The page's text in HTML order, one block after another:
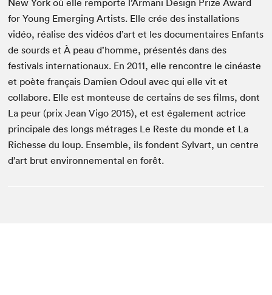
New York où elle remporte l’Armani Design Prize Award
for Young Emerging Artists. Elle crée des installations
vidéo, réalise des vidéos d’art et les documentaires Enfants
de sourds et À peau d’homme, présentés dans des
festivals internationaux. En 2011, elle rencontre le cinéaste
et poète français Damien Odoul avec qui elle vit et
collabore. Elle est monteuse de certains de ses films, dont
La peur (prix Jean Vigo 2015), et est également actrice
principale des longs métrages Le Reste du monde et La
Richesse du loup. Ensemble, ils fondent Sylvart, un centre
d’art brut environnemental en forêt.